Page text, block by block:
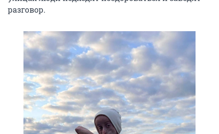
разговор.